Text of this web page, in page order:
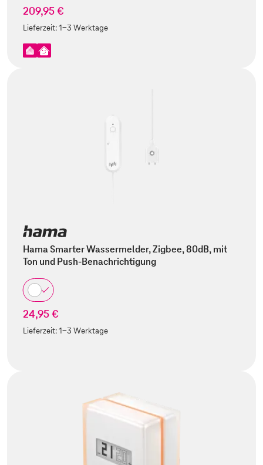
209,95 €
Lieferzeit:1-3 Werktage
Hama Smarter Wassermelder, Zigbee, 80dB, mit
Ton und Push-Benachrichtigung
24,95 €
Lieferzeit:1-3 Werktage